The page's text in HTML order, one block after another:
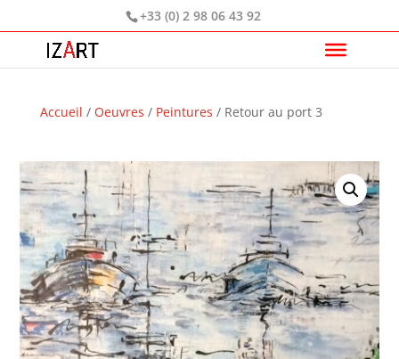
+33 (0) 2 98 06 43 92
Accueil / Oeuvres / Peintures / Retour au port 3